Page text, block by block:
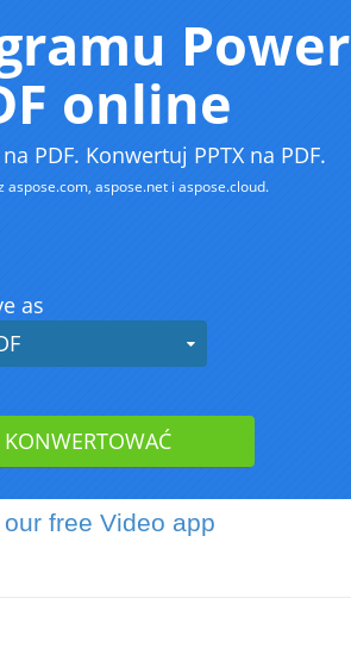
our free Video app